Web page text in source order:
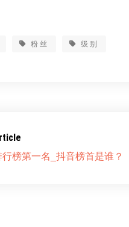
粉丝 级别
榜第一名_抖音榜首是谁？